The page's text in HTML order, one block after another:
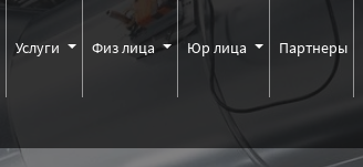
Услуги Физ лица Юр лица Партнеры